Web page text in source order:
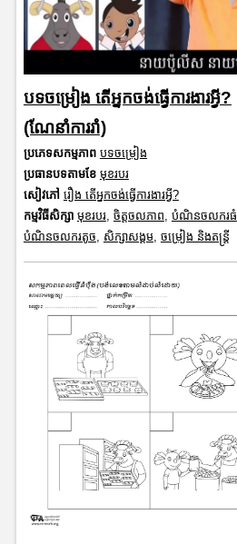
បទចម្រៀង តើអ្នកចង់ធ្វើការងារអ្វី?
(ណែនាំការរាំ)
ប្រភេទសកម្មភាព បទចម្រៀង
ប្រធានបទតាមខែ មុខរបរ
សៀវភៅ រឿង តើអ្នកចង់ធ្វើការងារអ្វី?
កម្មវិធីសិក្សា មុខរបរ, ចិត្តចលភាព, បំណិនចលករធំ
បំណិនចលករតូច, សិក្សាសង្គម, ចម្រៀង និងតន្ត្រី